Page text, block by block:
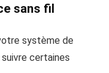
sans fil
système de
certaines